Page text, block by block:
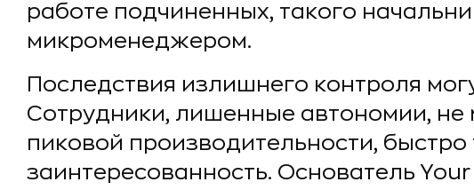
работе подчиненных, такого
микроменеджером.
Последствия излишнего контроля
Сотрудники, лишенные автономии, не
пиковой производительности,
заинтересованность. Основатель